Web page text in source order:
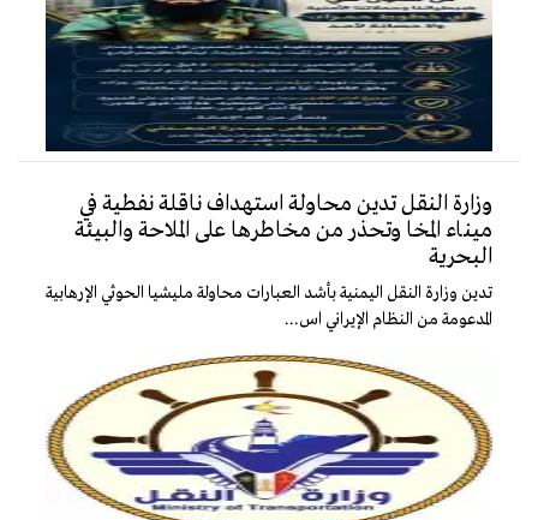
وزارة النقل تدين محاولة استهداف ناقلة نفطية في
ميناء المخا وتحذر من مخاطرها على الملاحة والبيئة
البحرية
تدين وزارة النقل اليمنية بأشد العبارات محاولة مليشيا الحوثي الإرهابية
المدعومة من النظام الإيراني اس...